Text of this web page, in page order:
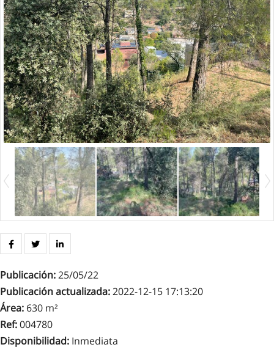
Publicación:25/05/22
Publicación actualizada:2022-12-15 17:13:20
Área: 630 m²
Ref:004780
Disponibilidad: Inmediata